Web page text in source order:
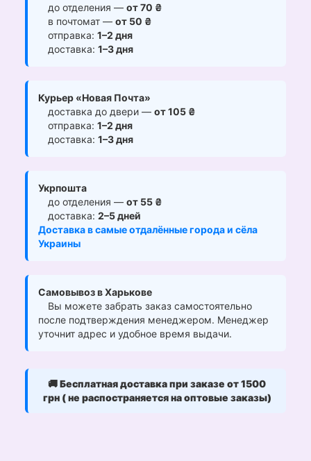
до отделения — от 70 ₴
в почтомат — от 50 ₴
отправка: 1–2 дня
доставка: 1–3 дня
Курьер «Новая Почта»
доставка до двери — от 105 ₴
отправка: 1–2 дня
доставка: 1–3 дня
Укрпошта
до отделения — от 55 ₴
доставка: 2–5 дней
Доставка в самые отдалённые города и сёла
Украины
Самовывоз в Харькове
Вы можете забрать заказ самостоятельно
после подтверждения менеджером. Менеджер
уточнит адрес и удобное время выдачи.
🚚Бесплатная доставка при заказе от 1500
грн ( не распостраняется на оптовые заказы)